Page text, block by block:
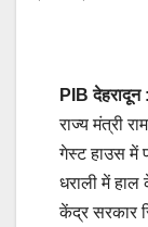
PIB देहरादून:
राज्य मंत्री
गेस्ट हाउस में
धराली में
केंद्र सरकार